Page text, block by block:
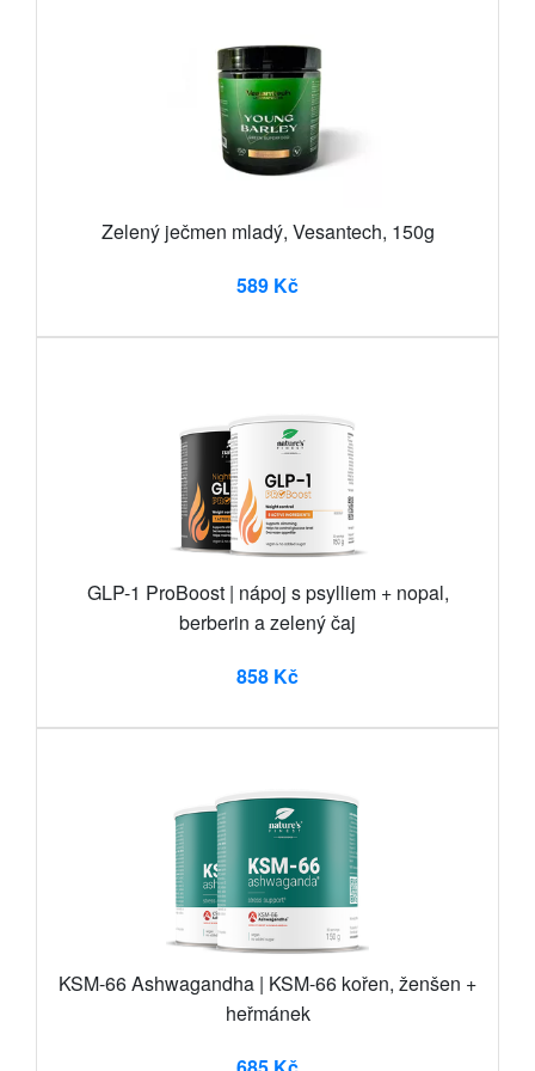
Zelený ječmen mladý, Vesantech, 150g
589 Kč
GLP-1 ProBoost | nápoj s psylliem + nopal,
berberin a zelený čaj
858 Kč
KSM-66 Ashwagandha | KSM-66 kořen, ženšen +
heřmánek